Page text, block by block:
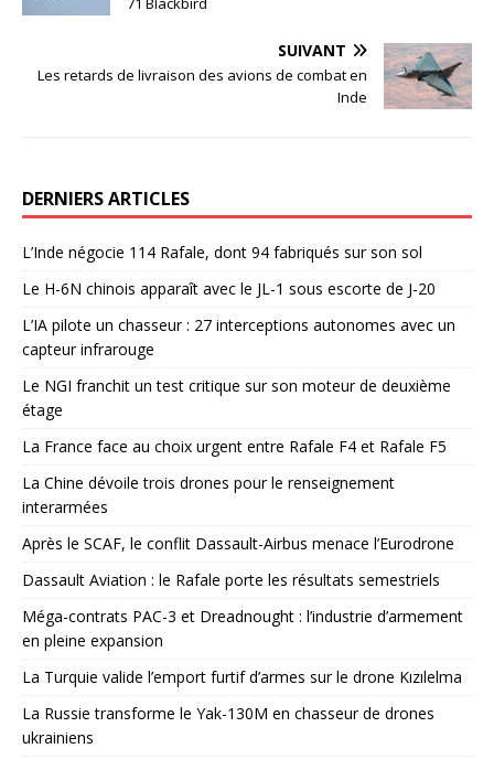
SUIVANT
Les retards de livraison des avions de combat en
Inde
DERNIERS ARTICLES
L’Inde négocie 114 Rafale, dont 94 fabriqués sur son sol
Le H-6N chinois apparaît avec le JL-1 sous escorte de J-20
L’IA pilote un chasseur : 27 interceptions autonomes avec un
capteur infrarouge
Le NGI franchit un test critique sur son moteur de deuxième
étage
La France face au choix urgent entre Rafale F4 et Rafale F5
La Chine dévoile trois drones pour le renseignement
interarmées
Après le SCAF, le conflit Dassault-Airbus menace l’Eurodrone
Dassault Aviation : le Rafale porte les résultats semestriels
Méga-contrats PAC-3 et Dreadnought : l’industrie d’armement
en pleine expansion
La Turquie valide l’emport furtif d’armes sur le drone Kızılelma
La Russie transforme le Yak-130M en chasseur de drones
ukrainiens